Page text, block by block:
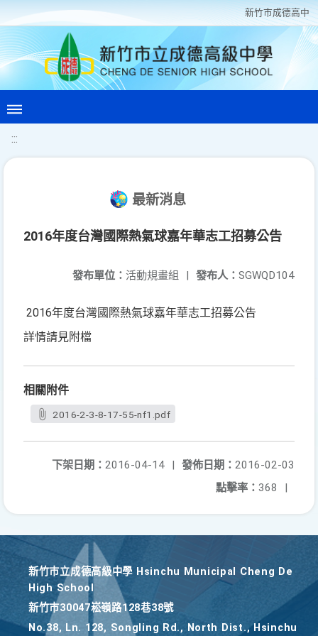
新竹巿成德高中
:::
最新消息
2016年度台灣國際熱氣球嘉年華志工招募公告
發布人： SGWQD104
發布單位： 活動規畫組 |
2016年度台灣國際熱氣球嘉年華志工招募公告
詳情請見附檔
相關附件
2016-2-3-8-17-55-nf1.pdf
發佈日期： 2016-02-03
下架日期： 2016-04-14
|
點擊率： 368 |
新竹巿立成德高級中學 Hsinchu Municipal Cheng De
High School
新竹巿30047崧嶺路128巷38號
No.38, Ln. 128, Songling Rd., North Dist., Hsinchu